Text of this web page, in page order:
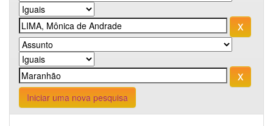
Iniciar uma nova pesquisa